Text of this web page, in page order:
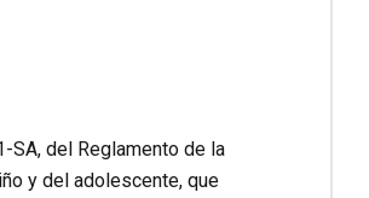
del Reglamento de la
y del adolescente, que